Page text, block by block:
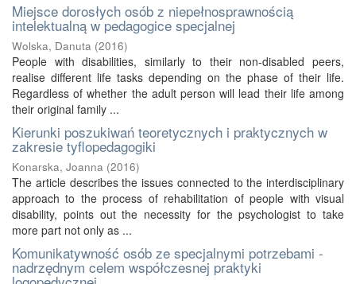
Miejsce dorosłych osób z niepełnosprawnością
intelektualną w pedagogice specjalnej
Wolska, Danuta (2016)
People with disabilities, similarly to their non-disabled peers,
realise different life tasks depending on the phase of their life.
Regardless of whether the adult person will lead their life among
their original family ...
Kierunki poszukiwań teoretycznych i praktycznych w
zakresie tyflopedagogiki
Konarska, Joanna (2016)
The article describes the issues connected to the interdisciplinary
approach to the process of rehabilitation of people with visual
disability, points out the necessity for the psychologist to take
more part not only as ...
Komunikatywność osób ze specjalnymi potrzebami -
nadrzędnym celem współczesnej praktyki